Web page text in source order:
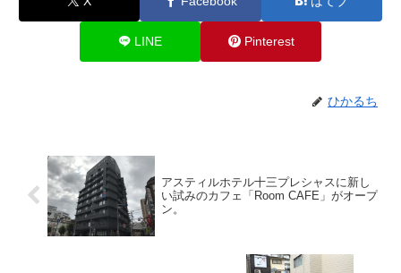
LINE Pinterest
ひかるち
アスティルホテル十三プレシャスに新し
い試みのカフェ「Room CAFE」がオープ
ン。